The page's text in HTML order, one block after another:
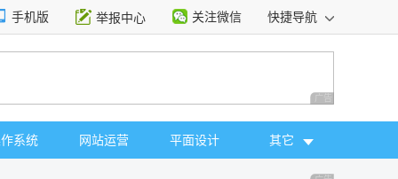
手机版 举报中心 关注微信 快捷导航
广告 商业广告，理
系统 网站运营 平面设计 其它